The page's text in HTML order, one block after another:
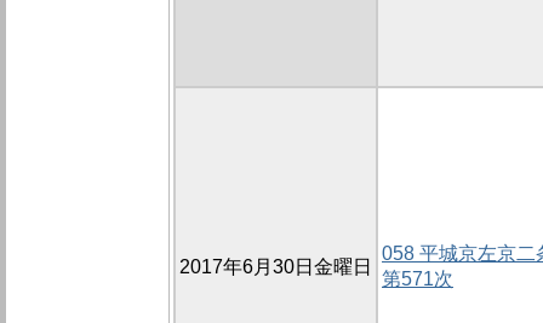
2017年6月30日金曜日
058 平城京左京二
第571次